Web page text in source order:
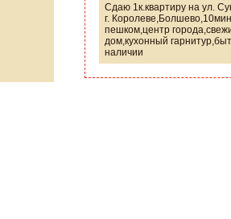
Сдаю 1к.квартиру на ул.
г. Королеве,Болшево,10мин
пешком,центр
дом,кухонный
наличии